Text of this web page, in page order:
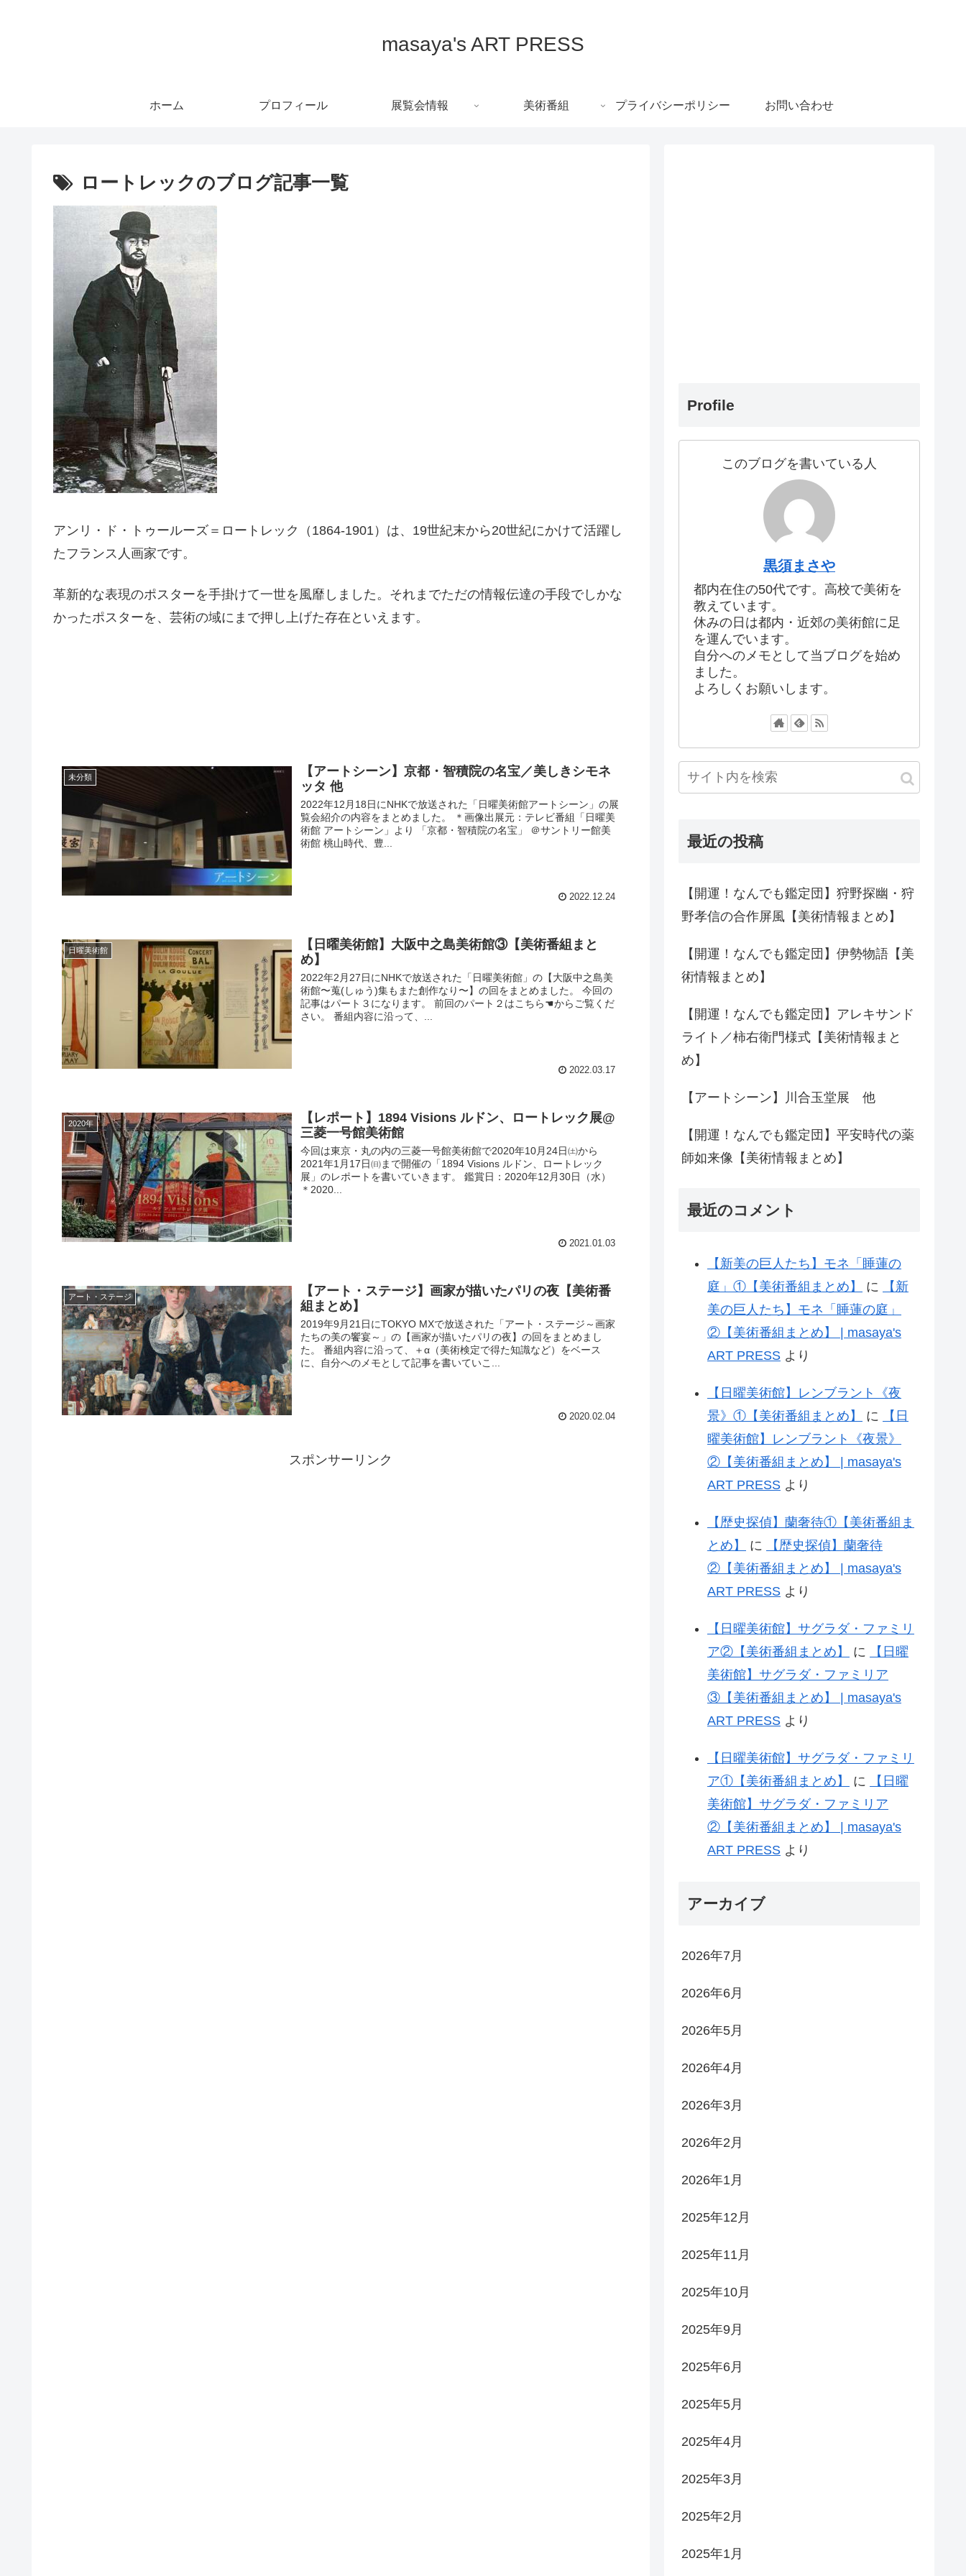
masaya's ART PRESS
ホーム プロフィール 展覧会情報 美術番組 プライバシーポリシー お問い合わせ
ロートレックのブログ記事一覧
アンリ・ド・トゥールーズ＝ロートレック（1864-1901）は、19世紀末から20世紀にかけて活躍し
たフランス人画家です。
革新的な表現のポスターを手掛けて一世を風靡しました。それまでただの情報伝達の手段でしかな
かったポスターを、芸術の域にまで押し上げた存在といえます。
未分類
【アートシーン】京都・智積院の名宝／美しきシモネ
ッタ 他
2022年12月18日にNHKで放送された「日曜美術館アートシーン」の展
覧会紹介の内容をまとめました。 ＊画像出展元：テレビ番組「日曜美
術館 アートシーン」より 「京都・智積院の名宝」 ＠サントリー館美
術館 桃山時代、豊...
2022.12.24
日曜美術館
【日曜美術館】大阪中之島美術館③【美術番組まと
め】
2022年2月27日にNHKで放送された「日曜美術館」の【大阪中之島美
術館〜蒐(しゅう)集もまた創作なり〜】の回をまとめました。 今回の
記事はパート３になります。 前回のパート２はこちら☚からご覧くだ
さい。 番組内容に沿って、...
2022.03.17
2020年
【レポート】1894 Visions ルドン、ロートレック展@
三菱一号館美術館
今回は東京・丸の内の三菱一号館美術館で2020年10月24日㈯から
2021年1月17日㈰まで開催の「1894 Visions ルドン、ロートレック
展」のレポートを書いていきます。 鑑賞日：2020年12月30日（水）
＊2020...
2021.01.03
アート・ステージ
【アート・ステージ】画家が描いたパリの夜【美術番
組まとめ】
2019年9月21日にTOKYO MXで放送された「アート・ステージ～画家
たちの美の饗宴～」の【画家が描いたパリの夜】の回をまとめまし
た。 番組内容に沿って、＋α（美術検定で得た知識など）をベース
に、自分へのメモとして記事を書いていこ...
2020.02.04
スポンサーリンク
Profile
このブログを書いている人
黒須まさや
都内在住の50代です。高校で美術を
教えています。
休みの日は都内・近郊の美術館に足
を運んでいます。
自分へのメモとして当ブログを始め
ました。
よろしくお願いします。
最近の投稿
【開運！なんでも鑑定団】狩野探幽・狩
野孝信の合作屏風【美術情報まとめ】
【開運！なんでも鑑定団】伊勢物語【美
術情報まとめ】
【開運！なんでも鑑定団】アレキサンド
ライト／柿右衛門様式【美術情報まと
め】
【アートシーン】川合玉堂展 他
【開運！なんでも鑑定団】平安時代の薬
師如来像【美術情報まとめ】
最近のコメント
【新美の巨人たち】モネ「睡蓮の
庭」①【美術番組まとめ】
に
【新
美の巨人たち】モネ「睡蓮の庭」
②【美術番組まとめ】 | masaya's
ART PRESS より
【日曜美術館】レンブラント《夜
景》①【美術番組まとめ】
に
【日
曜美術館】レンブラント《夜景》
②【美術番組まとめ】 | masaya's
ART PRESS より
【歴史探偵】蘭奢待①【美術番組ま
とめ】
に
【歴史探偵】蘭奢待
②【美術番組まとめ】 | masaya's
ART PRESS より
【日曜美術館】サグラダ・ファミリ
ア②【美術番組まとめ】
に
【日曜
美術館】サグラダ・ファミリア
③【美術番組まとめ】 | masaya's
ART PRESS より
【日曜美術館】サグラダ・ファミリ
ア①【美術番組まとめ】
に
【日曜
美術館】サグラダ・ファミリア
②【美術番組まとめ】 | masaya's
ART PRESS より
アーカイブ
2026年7月
2026年6月
2026年5月
2026年4月
2026年3月
2026年2月
2026年1月
2025年12月
2025年11月
2025年10月
2025年9月
2025年6月
2025年5月
2025年4月
2025年3月
2025年2月
2025年1月